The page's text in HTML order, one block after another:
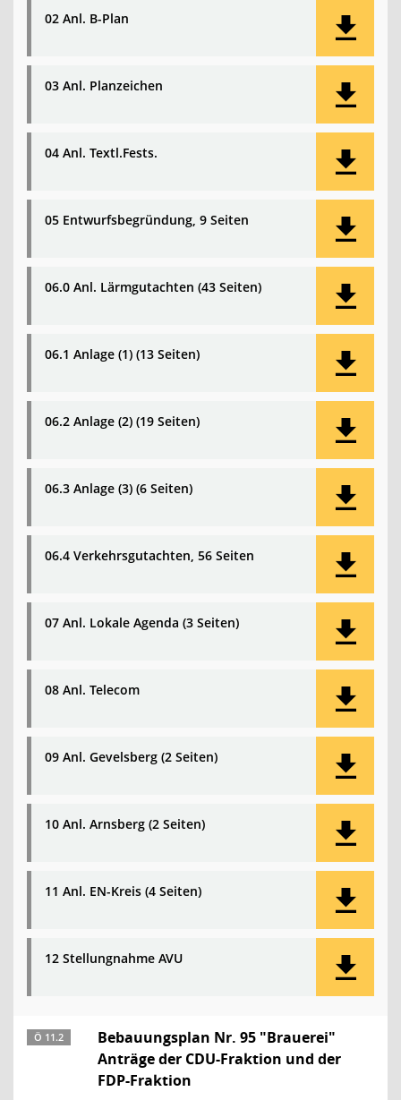
02 Anl. B-Plan
03 Anl. Planzeichen
04 Anl. Textl.Fests.
05 Entwurfsbegründung, 9 Seiten
06.0 Anl. Lärmgutachten (43 Seiten)
06.1 Anlage (1) (13 Seiten)
06.2 Anlage (2) (19 Seiten)
06.3 Anlage (3) (6 Seiten)
06.4 Verkehrsgutachten, 56 Seiten
07 Anl. Lokale Agenda (3 Seiten)
08 Anl. Telecom
09 Anl. Gevelsberg (2 Seiten)
10 Anl. Arnsberg (2 Seiten)
11 Anl. EN-Kreis (4 Seiten)
12 Stellungnahme AVU
Ö 11.2
Bebauungsplan Nr. 95 "Brauerei"
Anträge der CDU-Fraktion und der
FDP-Fraktion